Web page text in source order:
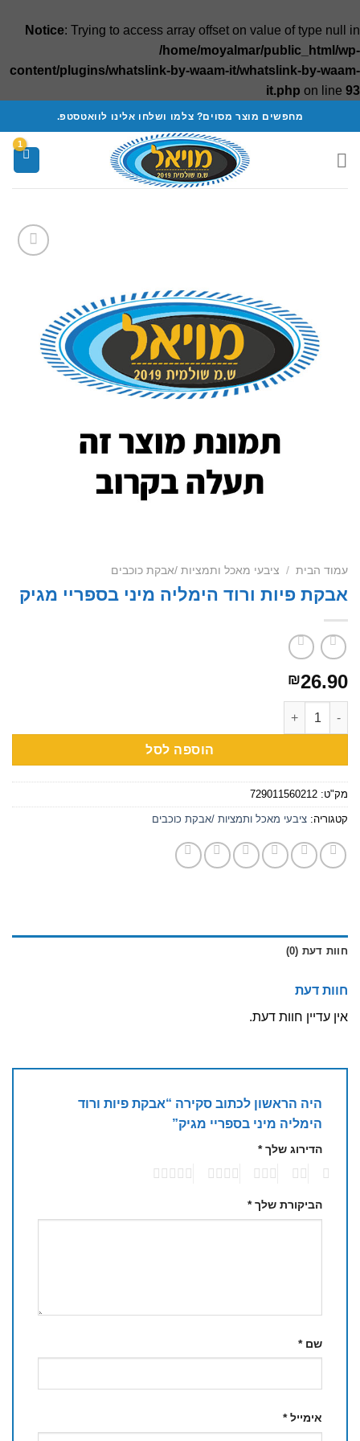
Notice: Trying to access array offset on value of type null in
/home/moyalmar/public_html/wp-
content/plugins/whatslink-by-waam-it/whatslink-by-waam-
it.php on line 93
to
מחפשים מוצר מסוים? צלמו ושלחו אלינו לוואטסטפ.
עמוד הבית / ציבעי מאכל ותמציות /אבקת כוכבים
אבקת פיות ורוד הימליה מיני בספריי מגיק
₪26.90
כמות של אבקת פיות ורוד הימליה מיני בספריי מגיק
הוספה לסל
מק"ט: 729011560212
קטגוריה: ציבעי מאכל ותמציות /אבקת כוכבים
חוות דעת (0)
חוות דעת
אין עדיין חוות דעת.
היה הראשון לכתוב סקירה “אבקת פיות ורוד
הימליה מיני בספריי מגיק”
הדירוג שלך*
הביקורת שלך*
שם*
אימייל*